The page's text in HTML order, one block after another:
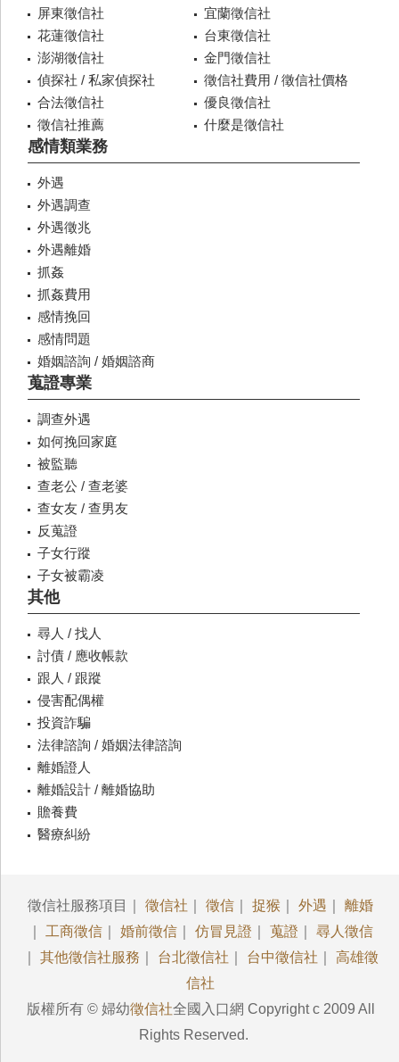
屏東徵信社
宜蘭徵信社
花蓮徵信社
台東徵信社
澎湖徵信社
金門徵信社
偵探社 / 私家偵探社
徵信社費用 / 徵信社價格
合法徵信社
優良徵信社
徵信社推薦
什麼是徵信社
感情類業務
外遇
外遇調查
外遇徵兆
外遇離婚
抓姦
抓姦費用
感情挽回
感情問題
婚姻諮詢 / 婚姻諮商
蒐證專業
調查外遇
如何挽回家庭
被監聽
查老公 / 查老婆
查女友 / 查男友
反蒐證
子女行蹤
子女被霸凌
其他
尋人 / 找人
討債 / 應收帳款
跟人 / 跟蹤
侵害配偶權
投資詐騙
法律諮詢 / 婚姻法律諮詢
離婚證人
離婚設計 / 離婚協助
贍養費
醫療糾紛
徵信社服務項目｜ 徵信社 徵信 捉猴 外遇
離婚
工商徵信 婚前徵信 仿冒見證 蒐證
尋人徵信
其他徵信社服務 台北徵信社 台中徵信社
高雄徵
信社
版權所有 © 婦幼徵信社全國入口網 Copyright c 2009 All
Rights Reserved.